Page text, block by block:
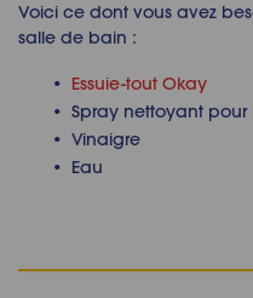
Voici ce dont vous avez
salle de bain :
Essuie-tout Okay
Spray nettoyant pour
Vinaigre
Eau